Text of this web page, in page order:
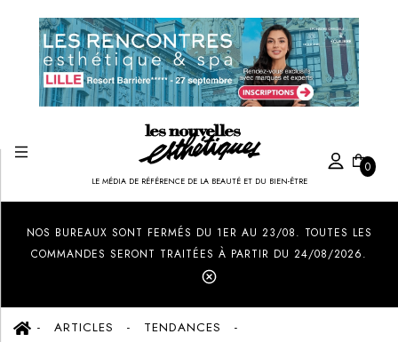
LE MÉDIA DE RÉFÉRENCE DE LA BEAUTÉ ET DU BIEN-ÊTRE
0
NOS BUREAUX SONT FERMÉS DU 1ER AU 23/08. TOUTES LES
COMMANDES SERONT TRAITÉES À PARTIR DU 24/08/2026.
ARTICLES TENDANCES